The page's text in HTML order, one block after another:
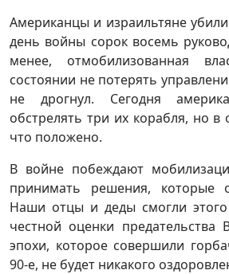
Американцы и израильтяне
день войны сорок восемь
менее, отмобилизованная
состоянии не потерять
не дрогнул. Сегодня
обстрелять три их корабля, но в
что положено.
В войне побеждают
принимать решения, которые
Наши отцы и деды смогли
честной оценки предательства
эпохи, которое совершили
90-е, не будет никакого